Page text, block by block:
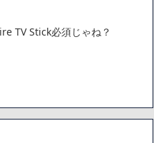
TV Stick必須じゃね？